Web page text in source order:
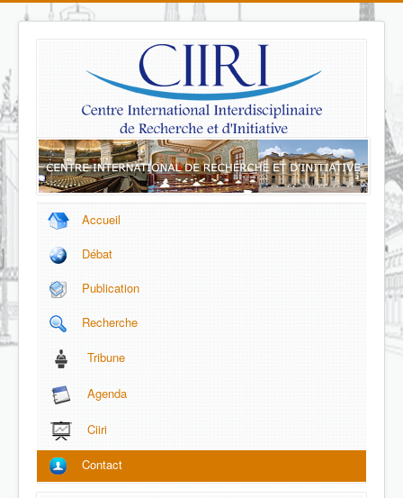
Accueil
Débat
Publication
Recherche
Tribune
Agenda
Ciiri
Contact